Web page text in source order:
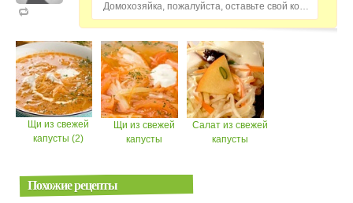
Домохозяйка, пожалуйста, оставьте свой комментарий...
Щи из свежей
капусты (2)
Щи из свежей
капусты
Салат из свежей
капусты
Похожие рецепты